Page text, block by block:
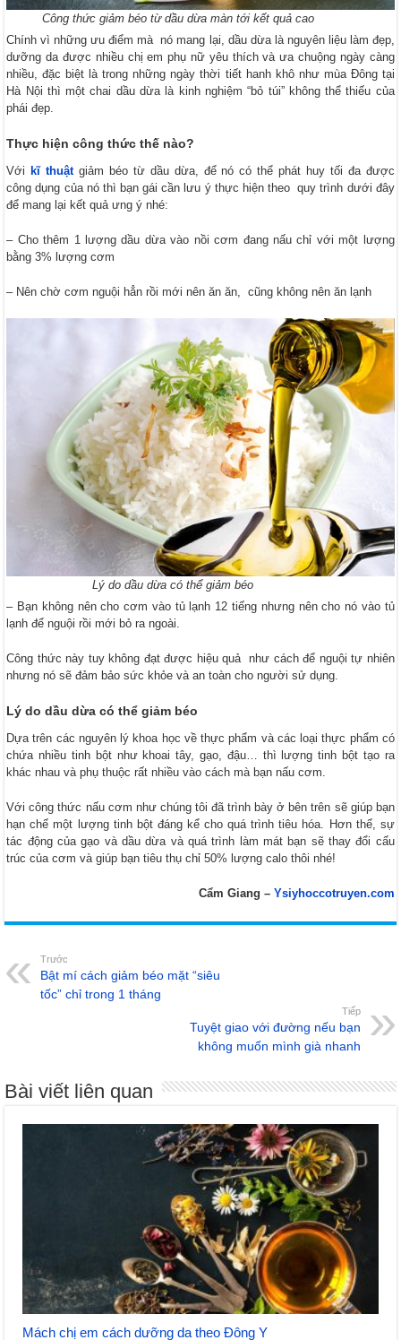
Công thức giảm béo từ dầu dừa màn tới kết quả cao
Chính vì những ưu điểm mà nó mang lại, dầu dừa là nguyên liệu làm đẹp,
dưỡng da được nhiều chị em phụ nữ yêu thích và ưa chuộng ngày càng
nhiều, đặc biệt là trong những ngày thời tiết hanh khô như mùa Đông tại
Hà Nội thì một chai dầu dừa là kinh nghiệm “bỏ túi” không thể thiếu của
phái đẹp.
Thực hiện công thức thế nào?
Vớikĩ thuậtgiảm béo từ dầu dừa, để nó có thể phát huy tối đa được
công dụng của nó thì bạn gái cần lưu ý thực hiện theo quy trình dưới đây
để mang lại kết quả ưng ý nhé:
– Cho thêm 1 lượng dầu dừa vào nồi cơm đang nấu chỉ với một lượng
bằng 3% lượng cơm
– Nên chờ cơm nguội hẳn rồi mới nên ăn ăn, cũng không nên ăn lạnh
Lý do dầu dừa có thể giảm béo
– Bạn không nên cho cơm vào tủ lạnh 12 tiếng nhưng nên cho nó vào tủ
lạnh để nguội rồi mới bỏ ra ngoài.
Công thức này tuy không đạt được hiệu quả như cách để nguội tự nhiên
nhưng nó sẽ đảm bảo sức khỏe và an toàn cho người sử dụng.
Lý do dầu dừa có thể giảm béo
Dựa trên các nguyên lý khoa học về thực phẩm và các loại thực phẩm có
chứa nhiều tinh bột như khoai tây, gạo, đậu… thì lượng tinh bột tạo ra
khác nhau và phụ thuộc rất nhiều vào cách mà bạn nấu cơm.
Với công thức nấu cơm như chúng tôi đã trình bày ở bên trên sẽ giúp bạn
hạn chế một lượng tinh bột đáng kể cho quá trình tiêu hóa. Hơn thế, sự
tác động của gạo và dầu dừa và quá trình làm mát bạn sẽ thay đổi cấu
trúc của cơm và giúp bạn tiêu thụ chỉ 50% lượng calo thôi nhé!
Cẩm Giang – Ysiyhoccotruyen.com
Trước
Bật mí cách giảm béo mặt “siêu
tốc” chỉ trong 1 tháng
Tiếp
Tuyệt giao với đường nếu bạn
không muốn mình già nhanh
Bài viết liên quan
Mách chị em cách dưỡng da theo Đông Y